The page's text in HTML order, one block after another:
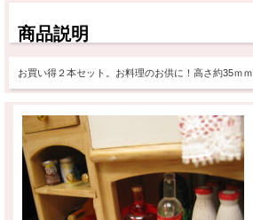
商品説明
お買い得２本セット。お料理のお供に！高さ約35ｍｍ